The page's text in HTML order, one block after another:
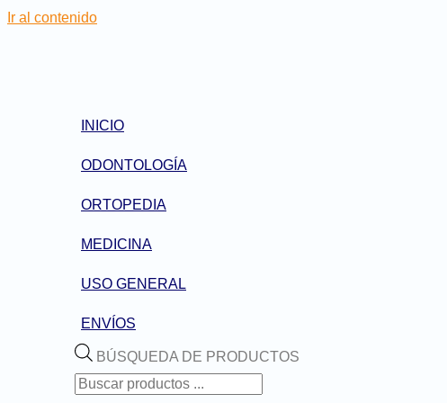
Ir al contenido
INICIO
ODONTOLOGÍA
ORTOPEDIA
MEDICINA
USO GENERAL
ENVÍOS
BÚSQUEDA DE PRODUCTOS